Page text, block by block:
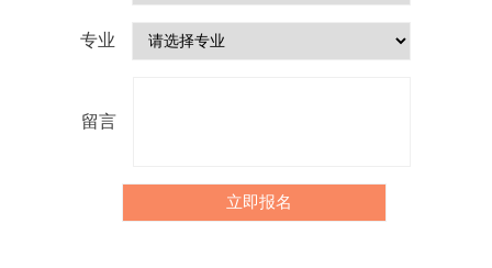
专业
留言